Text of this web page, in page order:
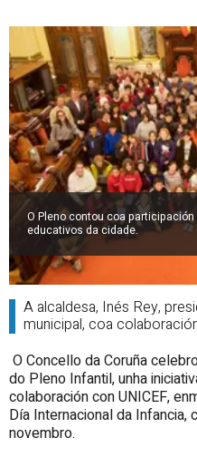
O Pleno contou coa
educativos da cidade.
A alcaldesa, Inés Rey,
municipal, coa
O Concello da Coruña
do Pleno Infantil, unha
colaboración con UNICEF,
Día Internacional da
novembro.